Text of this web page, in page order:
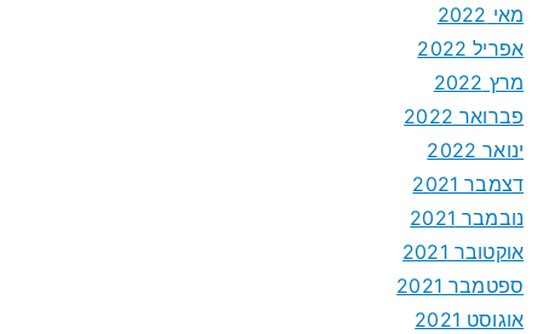
מאי 2022
אפריל 2022
מרץ 2022
פברואר 2022
ינואר 2022
דצמבר 2021
נובמבר 2021
אוקטובר 2021
ספטמבר 2021
אוגוסט 2021